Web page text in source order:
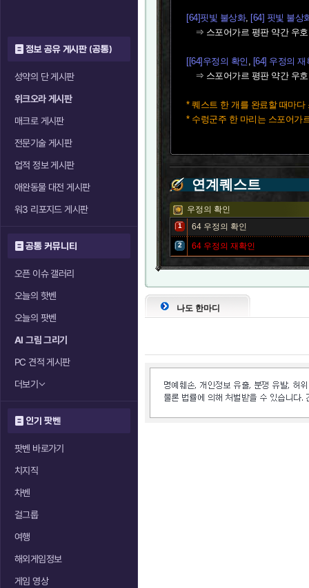
정보 공유 게시판 (공통)
성약의 단 게시판
위크오라 게시판
매크로 게시판
전문기술 게시판
업적 정보 게시판
애완동물 대전 게시판
워3 리포지드 게시판
공통 커뮤니티
오픈 이슈 갤러리
오늘의 핫벤
오늘의 팟벤
AI 그림 그리기
PC 견적 게시판
더보기
인기 팟벤
팟벤 바로가기
치지직
차벤
걸그룹
여행
해외게임정보
게임 영상
[64]핏빛 불상화, [64] 핏빛 불상
⇒ 스포어가르 평판 약간 우호
[[64]우정의 확인 , [64] 우정의 재
⇒ 스포어가르 평판 약간 우호
* 퀘스트 한 개를 완료할 때마다
* 수렁군주 한 마리는 스포어가
연계퀘스트
우정의 확인
1 64 우정의 확인
2 64 우정의 재확인
나도 한마디